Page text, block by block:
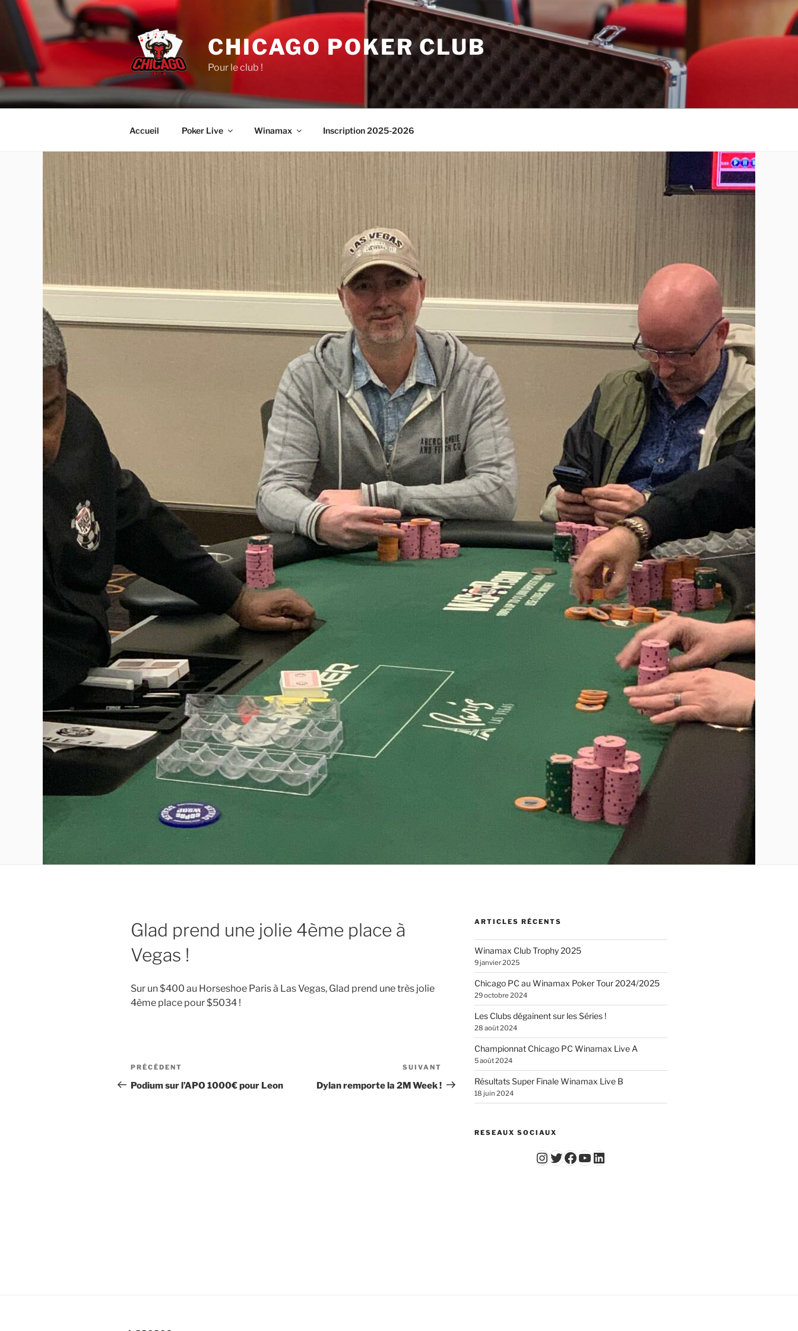
Aller
contenu
principal
CHICAGO POKER CLUB
Pour le club !
Accueil Poker Live Winamax Inscription 2025-2026
Glad prend une jolie 4ème place à
Vegas !
Sur un $400 au Horseshoe Paris à Las Vegas, Glad prend une très jolie
4ème place pour $5034 !
Navigation
de
Article
précédent
PRÉCÉDENT
Podium sur l’APO 1000€ pour Leon
suivant
SUIVANT
Dylan remporte la 2M Week !
ARTICLES RÉCENTS
Winamax Club Trophy 2025
9 janvier 2025
Chicago PC au Winamax Poker Tour 2024/2025
29 octobre 2024
Les Clubs dégainent sur les Séries !
28 août 2024
Championnat Chicago PC Winamax Live A
5 août 2024
Résultats Super Finale Winamax Live B
18 juin 2024
RESEAUX SOCIAUX
Instagram
Twitter
Facebook
YouTube - Vidéos du Chicago Poker ClubLinkedIn